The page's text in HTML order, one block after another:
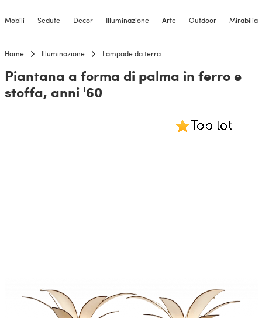
Mobili Sedute Decor Illuminazione Arte Outdoor Mirabilia
Home Illuminazione Lampade da terra
Piantana a forma di palma in ferro e
stoffa, anni '60